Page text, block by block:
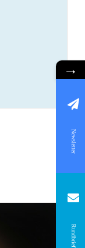
→
Newsletter
Rundbrief